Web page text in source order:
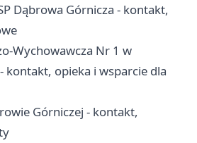
Dąbrowa Górnicza - kontakt,
Wychowawcza Nr 1 w
kontakt, opieka i wsparcie dla
Górniczej - kontakt,